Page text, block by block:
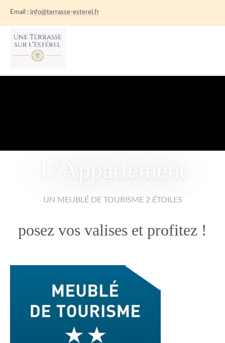
Email : info@terrasse-esterel.fr
ACCUEIL
L’Appartement
UN MEUBLÉ DE TOURISME 2 ÉTOILES
posez vos valises et profitez !